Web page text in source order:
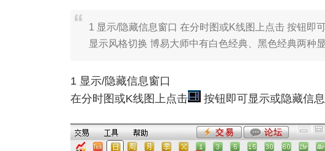
1 显示/隐藏信息窗口 在分时图或K线图上点击 按钮即
显示风格切换 博易大师中有白色经典、黑色经典两种
1 显示/隐藏信息窗口
在分时图或K线图上点击
按钮即可显示或隐藏信